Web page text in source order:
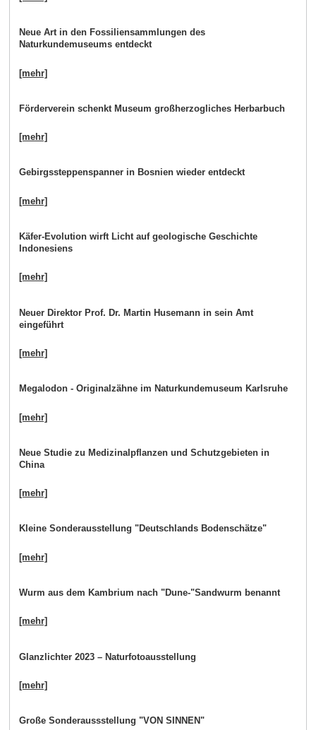
Neue Art in den Fossiliensammlungen des
Naturkundemuseums entdeckt
[mehr]
Förderverein schenkt Museum großherzogliches Herbarbuch
[mehr]
Gebirgssteppenspanner in Bosnien wieder entdeckt
[mehr]
Käfer-Evolution wirft Licht auf geologische Geschichte
Indonesiens
[mehr]
Neuer Direktor Prof. Dr. Martin Husemann in sein Amt
eingeführt
[mehr]
Megalodon - Originalzähne im Naturkundemuseum Karlsruhe
[mehr]
Neue Studie zu Medizinalpflanzen und Schutzgebieten in
China
[mehr]
Kleine Sonderausstellung "Deutschlands Bodenschätze"
[mehr]
Wurm aus dem Kambrium nach "Dune-"Sandwurm benannt
[mehr]
Glanzlichter 2023 – Naturfotoausstellung
[mehr]
Große Sonderaussstellung "VON SINNEN"